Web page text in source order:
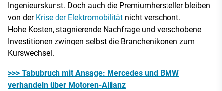
Ingenieurskunst. Doch auch die Premiumhersteller bleiben
von der Krise der Elektromobilität nicht verschont.
Hohe Kosten, stagnierende Nachfrage und verschobene
Investitionen zwingen selbst die Branchenikonen zum
Kurswechsel.
>>> Tabubruch mit Ansage: Mercedes und BMW
verhandeln über Motoren-Allianz